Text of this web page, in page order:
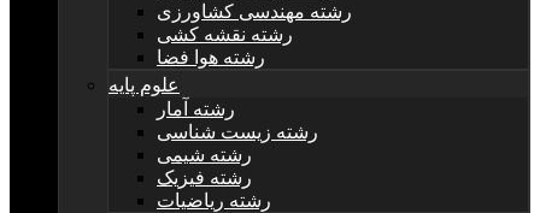
رشته مهندسی کشاورزی
رشته نقشه کشی
رشته هوا فضا
علوم پایه
رشته آمار
رشته زیست شناسی
رشته شیمی
رشته فیزیک
رشته ریاضیات